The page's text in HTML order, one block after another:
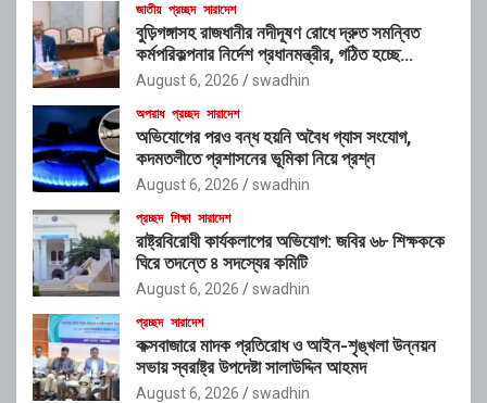
জাতীয় প্রচ্ছদ সারাদেশ
বুড়িগঙ্গাসহ রাজধানীর নদীদূষণ রোধে দ্রুত সমন্বিত
কর্মপরিকল্পনার নির্দেশ প্রধানমন্ত্রীর, গঠিত হচ্ছে
আন্তঃসংস্থা সমন্বয় কমিটি
August 6, 2026 swadhin
অপরাধ প্রচ্ছদ সারাদেশ
অভিযোগের পরও বন্ধ হয়নি অবৈধ গ্যাস সংযোগ,
কদমতলীতে প্রশাসনের ভূমিকা নিয়ে প্রশ্ন
August 6, 2026 swadhin
প্রচ্ছদ শিক্ষা সারাদেশ
রাষ্ট্রবিরোধী কার্যকলাপের অভিযোগ: জবির ৬৮ শিক্ষককে
ঘিরে তদন্তে ৪ সদস্যের কমিটি
August 6, 2026 swadhin
প্রচ্ছদ সারাদেশ
কক্সবাজারে মাদক প্রতিরোধ ও আইন-শৃঙ্খলা উন্নয়ন
সভায় স্বরাষ্ট্র উপদেষ্টা সালাউদ্দিন আহমদ
August 6, 2026 swadhin